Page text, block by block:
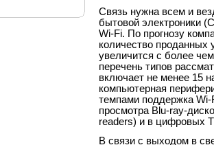
Связь нужна всем и
бытовой электроники
Wi-Fi. По прогнозу
количество проданных
увеличится с более
перечень типов
включает не менее 15
компьютерная
темпами поддержка Wi-
просмотра Blu-ray-
readers) и в цифровых
В связи с выходом в